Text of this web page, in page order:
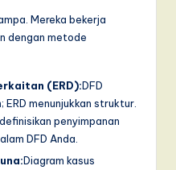
Mereka bekerja
dengan metode
(ERD):DFD
ERD menunjukkan struktur.
penyimpanan
DFD Anda.
Diagram kasus